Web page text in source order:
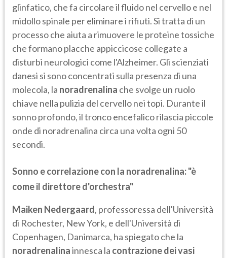
glinfatico, che fa circolare il fluido nel cervello e nel
midollo spinale per eliminare i rifiuti. Si tratta di un
processo che aiuta a rimuovere le proteine ​​tossiche
che formano placche appiccicose collegate a
disturbi neurologici come l'Alzheimer. Gli scienziati
danesi si sono concentrati sulla presenza di una
molecola, la noradrenalina che svolge un ruolo
chiave nella pulizia del cervello nei topi. Durante il
sonno profondo, il tronco encefalico rilascia piccole
onde di noradrenalina circa una volta ogni 50
secondi.
Sonno e correlazione con la noradrenalina: "è
come il direttore d'orchestra"
Maiken Nedergaard, professoressa dell'Università
di Rochester, New York, e dell'Università di
Copenhagen, Danimarca, ha spiegato che la
noradrenalinainnesca la contrazione dei vasi